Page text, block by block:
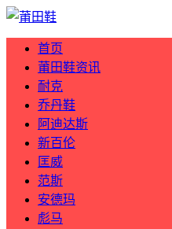
首页
莆田鞋资讯
耐克
乔丹鞋
阿迪达斯
新百伦
匡威
范斯
安德玛
彪马